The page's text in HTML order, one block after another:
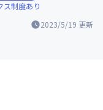
2023/5/19 更新
ス制度あり